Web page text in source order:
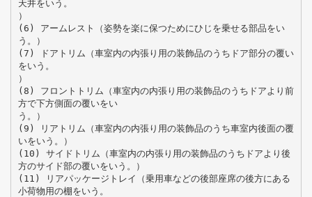
天井をいう。
）
(6) アームレスト（姿勢を楽に保つためにひじを乗せる部品をい
う。）
(7) ドアトリム（車室内の内張り用の装飾品のうちドア部分の覆い
をいう。
）
(8) フロントトリム（車室内の内張り用の装飾品のうちドアより前
方で下方側面の覆いをい
う。）
(9) リアトリム（車室内の内張り用の装飾品のうち車室内後面の覆
いをいう。）
(10) サイドトリム（車室内の内張り用の装飾品のうちドアより後
方のサイド部の覆いをいう。）
(11) リアパッケージトレイ（乗用車などの後部座席の後方にある
小荷物用の棚をいう。